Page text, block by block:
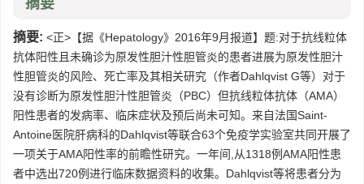
摘要
摘要: <正>【据《Hepatology》2016年9月报道】题:对于抗线粒体
抗体阳性且未确诊为原发性胆汁性胆管炎的患者进展为原发性胆汁
性胆管炎的风险、死亡率及其相关研究（作者Dahlqvist G等）对于
没有诊断为原发性胆汁性胆管炎（PBC）但抗线粒体抗体（AMA）
阳性患者的发病率、临床症状及预后尚未可知。来自法国Saint-
Antoine医院肝病科的Dahlqvist等联合63个免疫学实验室共同开展了
一项关于AMA阳性率的前瞻性研究。一年间,从1318例AMA阳性患
者中选出720例进行临床数据资料的收集。Dahlqvist等将患者分为